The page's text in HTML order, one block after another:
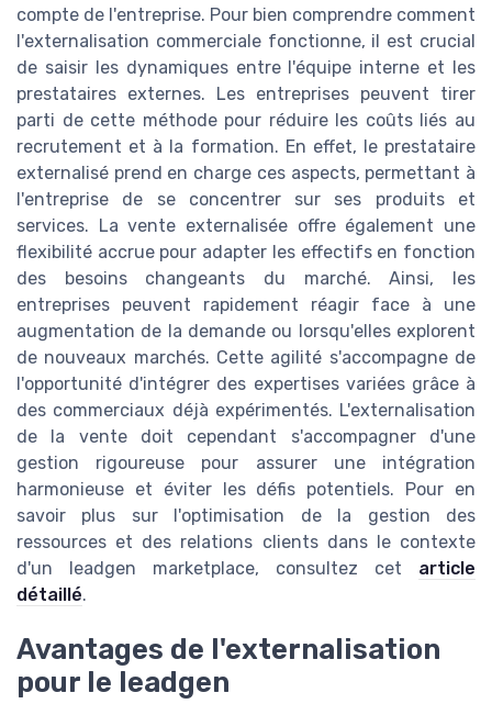
compte de l'entreprise. Pour bien comprendre comment
l'externalisation commerciale fonctionne, il est crucial
de saisir les dynamiques entre l'équipe interne et les
prestataires externes. Les entreprises peuvent tirer
parti de cette méthode pour réduire les coûts liés au
recrutement et à la formation. En effet, le prestataire
externalisé prend en charge ces aspects, permettant à
l'entreprise de se concentrer sur ses produits et
services. La vente externalisée offre également une
flexibilité accrue pour adapter les effectifs en fonction
des besoins changeants du marché. Ainsi, les
entreprises peuvent rapidement réagir face à une
augmentation de la demande ou lorsqu'elles explorent
de nouveaux marchés. Cette agilité s'accompagne de
l'opportunité d'intégrer des expertises variées grâce à
des commerciaux déjà expérimentés. L'externalisation
de la vente doit cependant s'accompagner d'une
gestion rigoureuse pour assurer une intégration
harmonieuse et éviter les défis potentiels. Pour en
savoir plus sur l'optimisation de la gestion des
ressources et des relations clients dans le contexte
d'un leadgen marketplace, consultez cet article
détaillé.
Avantages de l'externalisation
pour le leadgen